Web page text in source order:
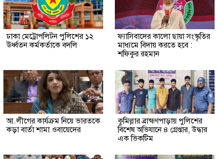
ঢাকা মেট্রোপলিটন পুলিশের ১২
ঊর্ধ্বতন কর্মকর্তাকে বদলি
ফ্যাসিবাদের কালো ছায়া সংস্কৃতির
মাধ্যমে বিদায় করতে হবে :
শফিকুর রহমান
আ.লীগের কার্যক্রম নিয়ে ভারতকে
কড়া বার্তা শামা ওবায়েদের
কুমিল্লার ব্রাহ্মণপাড়ায় পুলিশের
বিশেষ অভিযানে ৪ গ্রেপ্তার, উদ্ধার
এক ভিকটিম